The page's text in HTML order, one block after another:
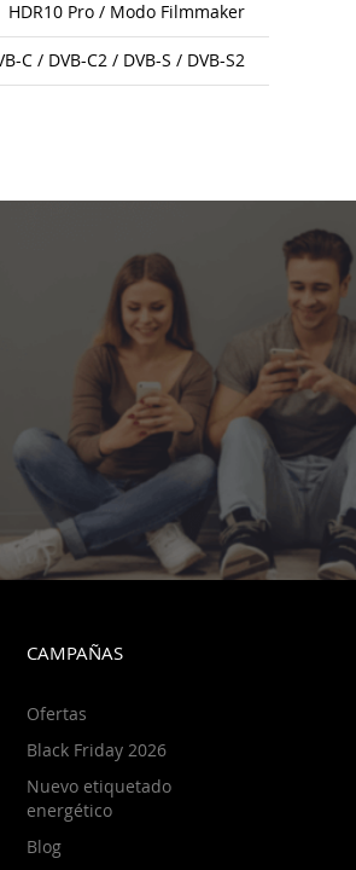
HDR10 Pro / Modo Filmmaker
C / DVB-C2 / DVB-S / DVB-S2
CAMPAÑAS
Ofertas
Black Friday 2026
Nuevo etiquetado
energético
Blog